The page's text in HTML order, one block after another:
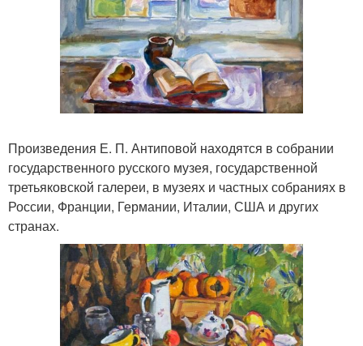
Произведения Е. П. Антиповой находятся в собрании
государственного русского музея, государственной
третьяковской галереи, в музеях и частных собраниях в
России, Франции, Германии, Италии, США и других
странах.